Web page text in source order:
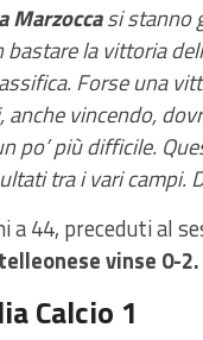
Marzoccasi stanno
la vittoria
Forse una
anche vincendo,
po’ più difficile.
tra i vari campi.
a 44, preceduti al
vinse 0-2.
Calcio 1